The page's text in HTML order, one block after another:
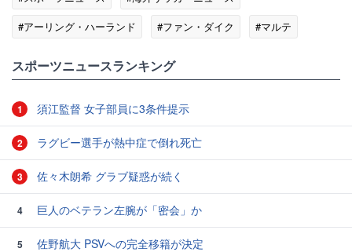
#アーリング・ハーランド
#ファン・ダイク
#マルテ
スポーツニュースランキング
1 須江監督 女子部員に3条件提示
2 ラグビー選手が熱中症で倒れ死亡
3 佐々木朗希 グラブ疑惑が続く
4 巨人のベテラン左腕が「密会」か
5
佐野航大 PSVへの完全移籍が決定